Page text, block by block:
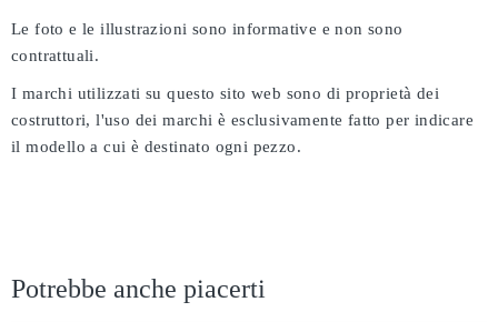
Le foto e le illustrazioni sono informative e non sono
contrattuali.
I marchi utilizzati su questo sito web sono di proprietà dei
costruttori, l'uso dei marchi è esclusivamente fatto per indicare
il modello a cui è destinato ogni pezzo.
Potrebbe anche piacerti